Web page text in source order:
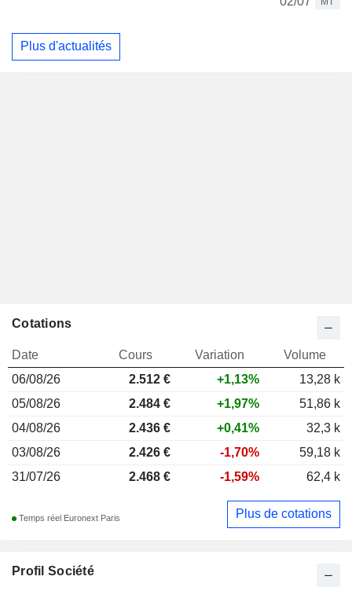
Plus d'actualités
Profil Société
Cotations
Date Cours Variation
Volume
06/08/26
2.512 € +1,13%
13,28 k
05/08/26
2.484 € +1,97%
51,86 k
04/08/26
2.436 € +0,41%
32,3 k
03/08/26
2.426 € -1,70%
59,18 k
31/07/26
2.468 € -1,59% 62,4 k
Temps réel Euronext Paris Plus de cotations